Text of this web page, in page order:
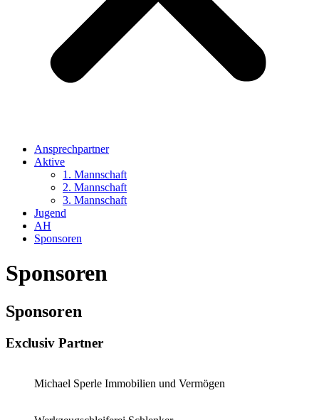
Ansprechpartner
Aktive
1. Mannschaft
2. Mannschaft
3. Mannschaft
Jugend
AH
Sponsoren
Sponsoren
Sponsoren
Exclusiv Partner
Michael Sperle Immobilien und Vermögen